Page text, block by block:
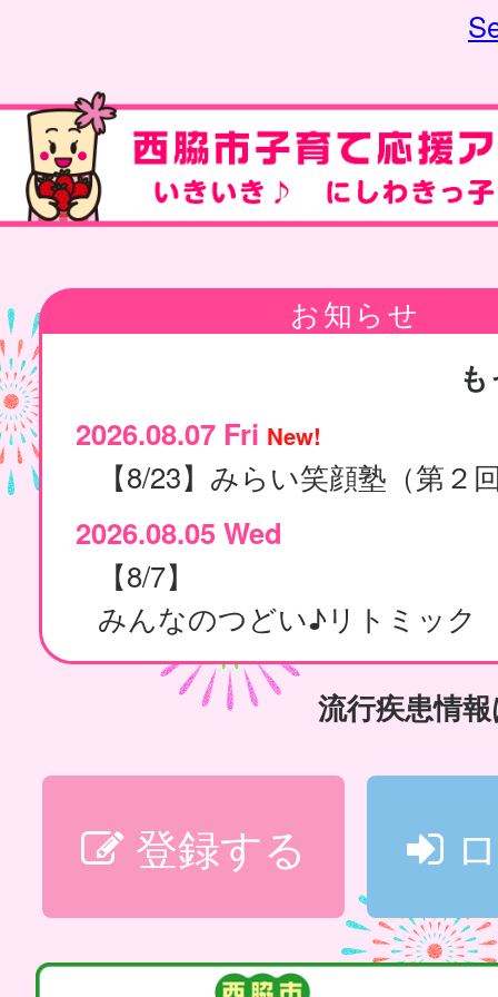
お知らせ
2026.08.07 Fri New!
【8/23】みらい笑顔塾（第２
2026.08.05 Wed
【8/7】
みんなのつどい♪リトミック
流行疾患情
登録する